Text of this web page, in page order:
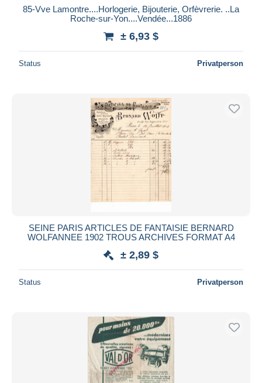
85-Vve Lamontre....Horlogerie, Bijouterie, Orfèvrerie. ..La
Roche-sur-Yon....Vendée...1886
± 6,93 $
Status Privatperson
SEINE PARIS ARTICLES DE FANTAISIE BERNARD
WOLFANNEE 1902 TROUS ARCHIVES FORMAT A4
± 2,89 $
Status Privatperson